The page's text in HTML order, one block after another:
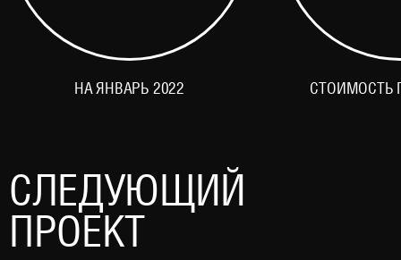
НА ЯНВАРЬ 2022 СТОИМОСТЬ
СЛЕДУЮЩИЙ
ПРОЕКТ